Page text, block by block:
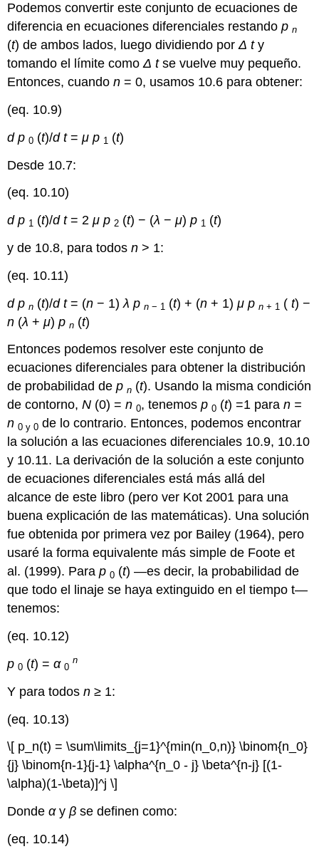
Podemos convertir este conjunto de ecuaciones de
diferencia en ecuaciones diferenciales restandop n
(t) de ambos lados, luego dividiendo porΔ ty
tomando el límite comoΔ tse vuelve muy pequeño.
Entonces, cuandon = 0, usamos 10.6 para obtener:
(eq. 10.9)
d p 0 (t)/d t=μ p 1 (t)
Desde 10.7:
(eq. 10.10)
d p 1 (t)/d t= 2μ p 2 (t) − (λ −μ)p 1 (t)
y de 10.8, para todosn > 1:
(eq. 10.11)
d p n (t)/d t= (n − 1)λ p n − 1 (t) + (n + 1)μ p n + 1 (t) −
n (λ +μ)p n (t)
Entonces podemos resolver este conjunto de
ecuaciones diferenciales para obtener la distribución
de probabilidad dep n (t). Usando la misma condición
de contorno,N (0) =n 0, tenemosp 0 (t) =1 paran =
n 0 y 0 de lo contrario. Entonces, podemos encontrar
la solución a las ecuaciones diferenciales 10.9, 10.10
y 10.11. La derivación de la solución a este conjunto
de ecuaciones diferenciales está más allá del
alcance de este libro (pero ver Kot 2001 para una
buena explicación de las matemáticas). Una solución
fue obtenida por primera vez por Bailey (1964), pero
usaré la forma equivalente más simple de Foote et
al. (1999). Parap 0 (t) —es decir, la probabilidad de
que todo el linaje se haya extinguido en el tiempo t—
tenemos:
(eq. 10.12)
p 0 (t) =α 0
n
Y para todosn ≥ 1:
(eq. 10.13)
\[ p_n(t) = \sum\limits_{j=1}^{min(n_0,n)} \binom{n_0}
{j} \binom{n-1}{j-1} \alpha^{n_0 - j} \beta^{n-j} [(1-
\alpha)(1-\beta)]^j \]
Dondeαyβ se definen como:
(eq. 10.14)